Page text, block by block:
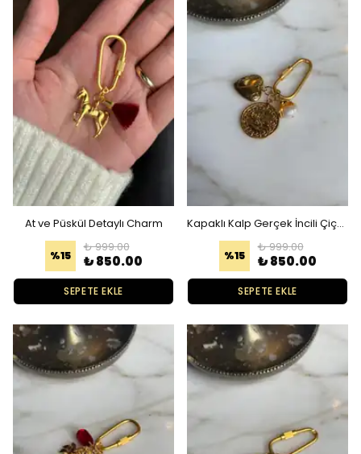
At ve Püskül Detaylı Charm
%15
₺ 999.00
₺ 850.00
SEPETE EKLE
Kapaklı Kalp Gerçek İncili Çiçek ve Antik Paralı Charm
%15
₺ 999.00
₺ 850.00
SEPETE EKLE